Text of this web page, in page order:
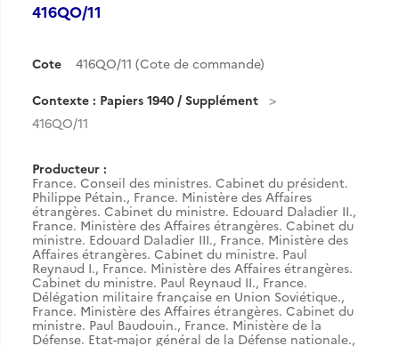
416QO/11
Cote 416QO/11 (Cote de commande)
Contexte : Papiers 1940 / Supplément
416QO/11
Producteur :
France. Conseil des ministres. Cabinet du président.
Philippe Pétain., France. Ministère des Affaires
étrangères. Cabinet du ministre. Edouard Daladier II.,
France. Ministère des Affaires étrangères. Cabinet du
ministre. Edouard Daladier III., France. Ministère des
Affaires étrangères. Cabinet du ministre. Paul
Reynaud I., France. Ministère des Affaires étrangères.
Cabinet du ministre. Paul Reynaud II., France.
Délégation militaire française en Union Soviétique.,
France. Ministère des Affaires étrangères. Cabinet du
ministre. Paul Baudouin., France. Ministère de la
Défense. Etat-major général de la Défense nationale.,